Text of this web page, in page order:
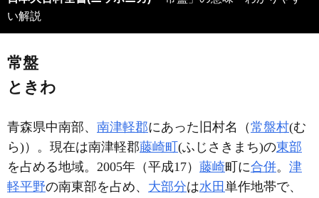
い解説
常盤
ときわ
青森県中南部、 南津軽郡にあった旧村名（常盤村(む
ら)）。現在は南津軽郡藤崎町 (ふじさきまち)の東部
を占める地域。2005年（平成17） 藤崎町に合併。 津
軽平野の南東部を占め、 大部分は水田 単作地帯で、